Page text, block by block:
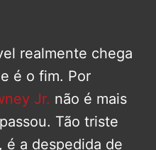
realmente chega
é o fim. Por
Jr. não é mais
Tão triste
é a despedida de